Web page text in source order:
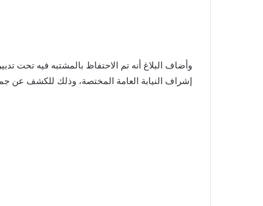
وأضاف البلاغ أنه تم الاحتفاظ بالمشتبه فيه تحت
إشراف النيابة العامة المختصة، وذلك للكشف عن